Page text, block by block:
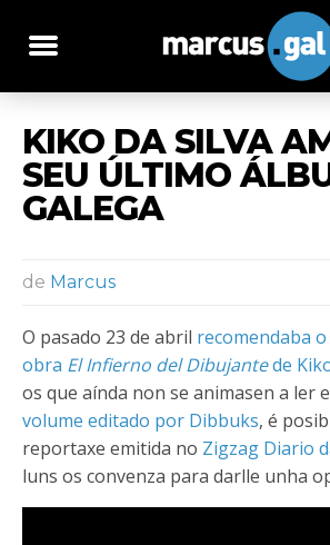
KIKO DA SILVA
SEU ÚLTIMO
GALEGA
de Marcus
O pasado 23 de abril recomendaba
obra El Infierno del Dibujantede
os que aínda non se animasen a ler
volume editado por Dibbuks, é
reportaxe emitida no Zigzag Diario
luns os convenza para darlle unha